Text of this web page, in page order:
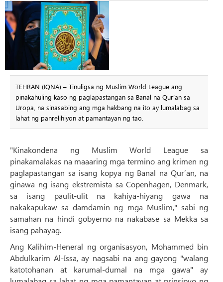
TEHRAN (IQNA) – Tinuligsa ng Muslim World League ang
pinakahuling kaso ng paglapastangan sa Banal na Qur’an sa
Uropa, na sinasabing ang mga hakbang na ito ay lumalabag sa
lahat ng panrelihiyon at pamantayan ng tao.
"Kinakondena ng Muslim World League sa
pinakamalakas na maaaring mga termino ang krimen ng
paglapastangan sa isang kopya ng Banal na Qur’an, na
ginawa ng isang ekstremista sa Copenhagen, Denmark,
sa isang paulit-ulit na kahiya-hiyang gawa na
nakakapukaw sa damdamin ng mga Muslim," sabi ng
samahan na hindi gobyerno na nakabase sa Mekka sa
isang pahayag.
Ang Kalihim-Heneral ng organisasyon, Mohammed bin
Abdulkarim Al-Issa, ay nagsabi na ang gayong "walang
katotohanan at karumal-dumal na mga gawa" ay